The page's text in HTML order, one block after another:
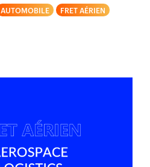
AUTOMOBILE FRET AÉRIEN